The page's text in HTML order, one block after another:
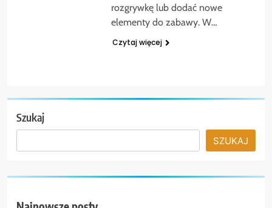
rozgrywkę lub dodać nowe
elementy do zabawy. W…
Czytaj więcej
Szukaj
SZUKAJ